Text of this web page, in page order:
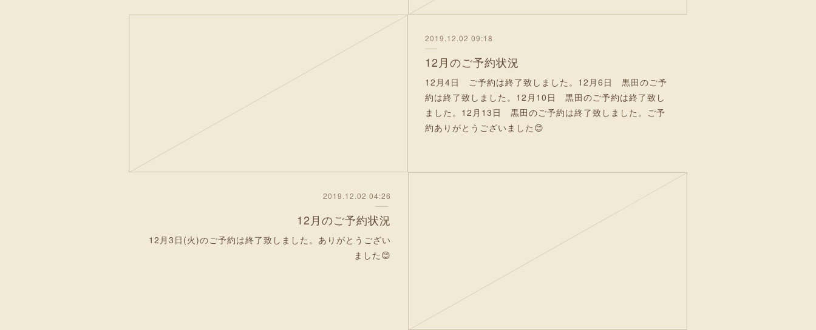
2019.12.02 09:18
12月のご予約状況
12月4日 ご予約は終了致しました。12月6日 黒田のご予
約は終了致しました。12月10日 黒田のご予約は終了致し
ました。12月13日 黒田のご予約は終了致しました。ご予
約ありがとうございました😊
2019.12.02 04:26
12月のご予約状況
12月3日(火)のご予約は終了致しました。ありがとうござい
ました😊